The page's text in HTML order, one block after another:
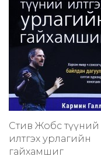
Стив Жобс түүний
илтгэх урлагийн
гайхамшиг